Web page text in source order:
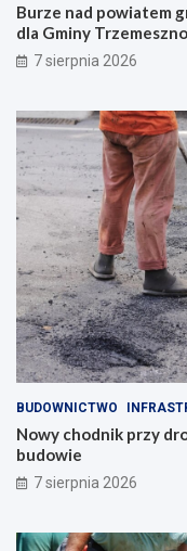
Burze nad powiatem
dla Gminy Trzemeszno
7 sierpnia 2026
BUDOWNICTWO
Nowy chodnik przy
budowie
7 sierpnia 2026